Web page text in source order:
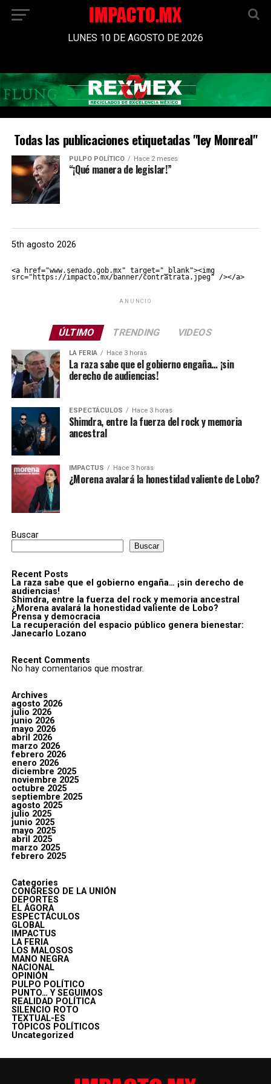
LUNES 10 DE AGOSTO DE 2026
Todas las publicaciones etiquetadas "ley Monreal"
PULPO POLÍTICO Hace 2 meses
“¡Qué manera de legislar!”
5th agosto 2026
<a href="www.senado.gob.mx" target="_blank"><img
src="https://impacto.mx/banner/contratrata.jpeg" /></a>
ANUNCIO
ÚLTIMO TRENDING VIDEOS
LA FERIA Hace 3 horas
La raza sabe que el gobierno engaña… ¡sin
derecho de audiencias!
ESPECTÁCULOS Hace 3 horas
Shimdra, entre la fuerza del rock y memoria
ancestral
IMPACTUS Hace 3 horas
¿Morena avalará la honestidad valiente de Lobo?
Buscar
Buscar
Recent Posts
La raza sabe que el gobierno engaña… ¡sin derecho de
audiencias!
Shimdra, entre la fuerza del rock y memoria ancestral
¿Morena avalará la honestidad valiente de Lobo?
Prensa y democracia
La recuperación del espacio público genera bienestar:
Janecarlo Lozano
Recent Comments
No hay comentarios que mostrar.
Archives
agosto 2026
julio 2026
junio 2026
mayo 2026
abril 2026
marzo 2026
febrero 2026
enero 2026
diciembre 2025
noviembre 2025
octubre 2025
septiembre 2025
agosto 2025
julio 2025
junio 2025
mayo 2025
abril 2025
marzo 2025
febrero 2025
Categories
CONGRESO DE LA UNIÓN
DEPORTES
EL ÁGORA
ESPECTÁCULOS
GLOBAL
IMPACTUS
LA FERIA
LOS MALOSOS
MANO NEGRA
NACIONAL
OPINIÓN
PULPO POLÍTICO
PUNTO… Y SEGUIMOS
REALIDAD POLÍTICA
SILENCIO ROTO
TEXTUAL-ES
TÓPICOS POLÍTICOS
Uncategorized